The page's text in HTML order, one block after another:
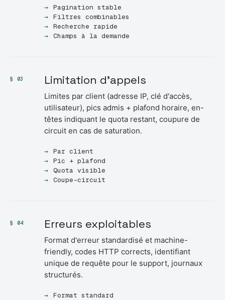
Pagination stable
Filtres combinables
Recherche rapide
Champs à la demande
§ 03 Limitation d'appels
Limites par client (adresse IP, clé d'accès,
utilisateur), pics admis + plafond horaire, en-
têtes indiquant le quota restant, coupure de
circuit en cas de saturation.
Par client
Pic + plafond
Quota visible
Coupe-circuit
§ 04 Erreurs exploitables
Format d'erreur standardisé et machine-
friendly, codes HTTP corrects, identifiant
unique de requête pour le support, journaux
structurés.
Format standard